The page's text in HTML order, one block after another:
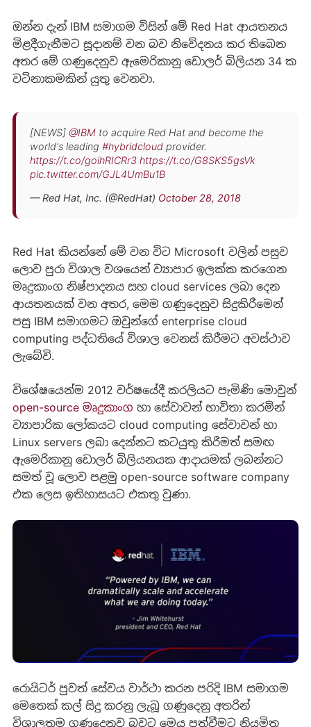
ඔන්න දැන් IBM සමාගම විසින් මේ Red Hat ආයතනය
මිළදීගැනීමට සූදානම් වන බව නිවේදනය කර තිබෙන
අතර මේ ගණුදෙනුව ඇමෙරිකානු ඩොලර් බිලියන 34 ක
වටිනාකමකින් යුතු වෙනවා.
[NEWS] @IBMto acquire Red Hat and become the
world's leading #hybridcloudprovider.
https://t.co/goihRICRr3 https://t.co/G8SKS5gsVk
pic.twitter.com/GJL4UmBu1B
— Red Hat, Inc. (@RedHat) October 28, 2018
Red Hat කියන්නේ මේ වන විට Microsoft වලින් පසුව
ලොව පුරා විශාල වශයෙන් ව්‍යාපාර ඉලක්ක කරගෙන
මෘදුකාංග නිෂ්පාදනය සහ cloud services ලබා දෙන
ආයතනයක් වන අතර, මෙම ගණුදෙනුව සිදුකිරීමෙන්
පසු IBM සමාගමට ඔවුන්ගේ enterprise cloud
computing පද්ධතියේ විශාල වෙනස් කිරීමට අවස්ථාව
ලැබේවි.
විශේෂයෙන්ම 2012 වර්ෂයේදී කරලියට පැමිණි මොවුන්
open-source මෘදුකාංග හා සේවාවන් භාවිතා කරමින්
ව්‍යාපාරික ලෝකයට cloud computing සේවාවන් හා
Linux servers ලබා දෙන්නට කටයුතු කිරීමත් සමඟ
ඇමෙරිකානු ඩොලර් බිලියනයක ආදායමක් ලබන්නට
සමත් වූ ලොව පළමු open-source software company
එක ලෙස ඉතිහාසයට එකතු වුණා.
රොයිටර් පුවත් සේවය වාර්ථා කරන පරිදි IBM සමාගම
මෙතෙක් කල් සිදු කරනු ලැබූ ගණුදෙනු අතරින්
විශාලතම ගණුදෙනුව බවට මෙය පත්වීමට නියමිත